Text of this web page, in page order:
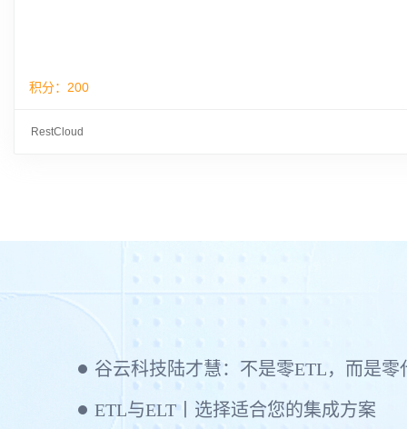
积分： 200
RestCloud
ETL与ELT丨选择适合您的集成方案